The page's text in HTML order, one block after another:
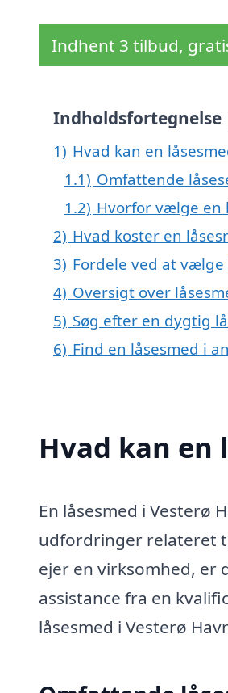
Indhent 3 tilbud,
Indholdsfortegnelse
1) Hvad kan en
1.1) Omfattende
1.2) Hvorfor vælge en
2) Hvad koster en
3) Fordele ved at vælge
4) Oversigt over
5) Søg efter en dygtig
6) Find en låsesmed i
Hvad kan en
En låsesmed i Vesterø
udfordringer relateret
ejer en virksomhed, er
assistance fra en
låsesmed i Vesterø